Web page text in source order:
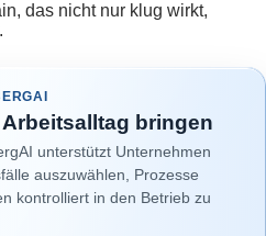
das nicht nur klug wirkt,
bringen
unterstützt Unternehmen
auszuwählen, Prozesse
kontrolliert in den Betrieb zu